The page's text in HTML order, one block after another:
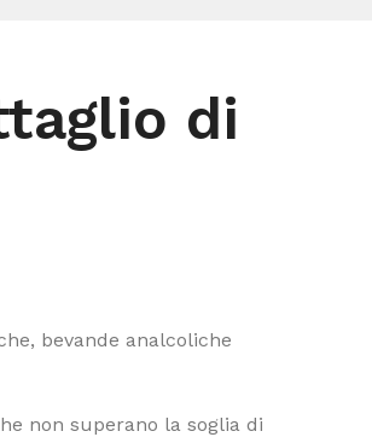
di
bevande analcoliche
non superano la soglia di